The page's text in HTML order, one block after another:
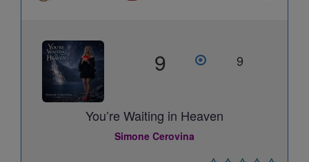
9 9
You’re Waiting in Heaven
Simone Cerovina